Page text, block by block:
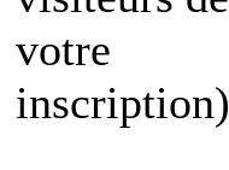
votre
inscription)